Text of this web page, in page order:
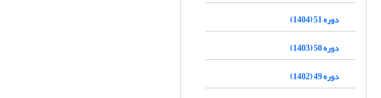
دوره 51 (1404)
دوره 50 (1403)
دوره 49 (1402)